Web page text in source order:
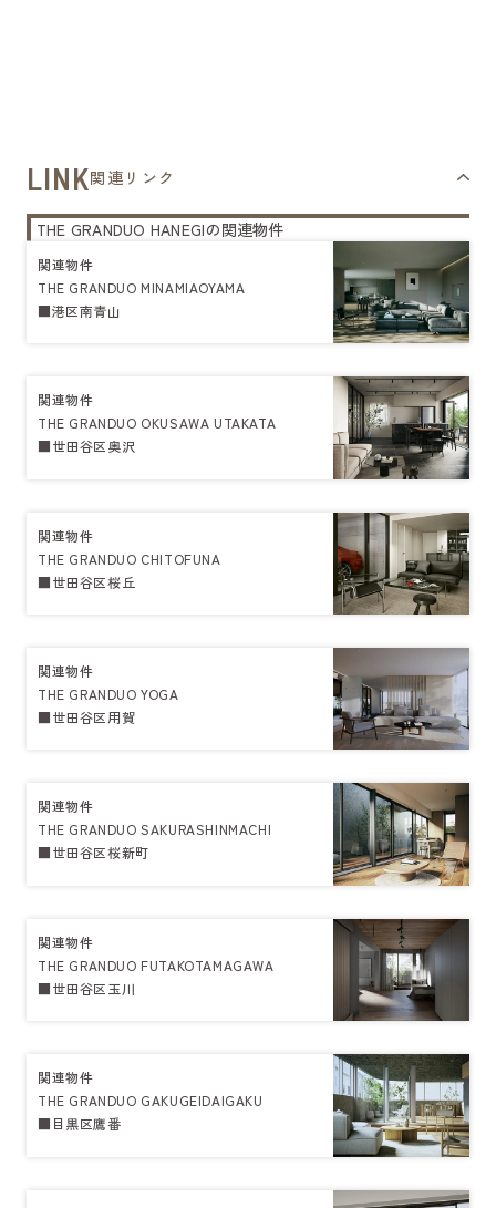
LINK関連リンク
THE GRANDUO HANEGIの関連物件
関連物件
THE GRANDUO MINAMIAOYAMA
■港区南青山
関連物件
THE GRANDUO OKUSAWA UTAKATA
■世田谷区奥沢
関連物件
THE GRANDUO CHITOFUNA
■世田谷区桜丘
関連物件
THE GRANDUO YOGA
■世田谷区用賀
関連物件
THE GRANDUO SAKURASHINMACHI
■世田谷区桜新町
関連物件
THE GRANDUO FUTAKOTAMAGAWA
■世田谷区玉川
関連物件
THE GRANDUO GAKUGEIDAIGAKU
■目黒区鷹番